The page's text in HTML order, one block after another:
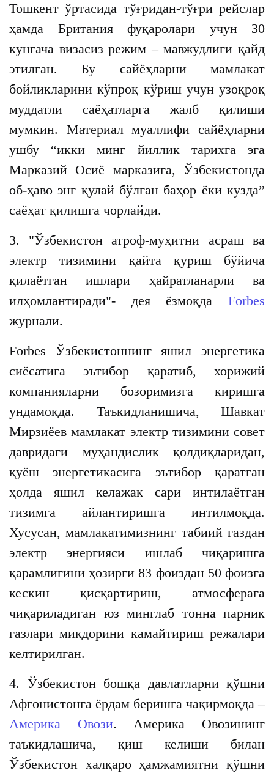
Тошкент ўртасида тўғридан-тўғри рейслар
ҳамда Британия фуқаролари учун 30
кунгача визасиз режим – мавжудлиги қайд
этилган. Бу сайёҳларни мамлакат
бойликларини кўпроқ кўриш учун узоқроқ
муддатли саёҳатларга жалб қилиши
мумкин. Материал муаллифи сайёҳларни
ушбу “икки минг йиллик тарихга эга
Марказий Осиё марказига, Ўзбекистонда
об-ҳаво энг қулай бўлган баҳор ёки кузда”
саёҳат қилишга чорлайди.
3. "Ўзбекистон атроф-муҳитни асраш ва
электр тизимини қайта қуриш бўйича
қилаётган ишлари ҳайратланарли ва
илҳомлантиради"- дея ёзмоқда Forbes
журнали.
Forbes Ўзбекистоннинг яшил энергетика
сиёсатига эътибор қаратиб, хорижий
компанияларни бозоримизга киришга
ундамоқда. Таъкидланишича, Шавкат
Мирзиёев мамлакат электр тизимини совет
давридаги муҳандислик қолдиқларидан,
қуёш энергетикасига эътибор қаратган
ҳолда яшил келажак сари интилаётган
тизимга айлантиришга интилмоқда.
Хусусан, мамлакатимизнинг табиий газдан
электр энергияси ишлаб чиқаришга
қарамлигини ҳозирги 83 фоиздан 50 фоизга
кескин қисқартириш, атмосферага
чиқариладиган юз минглаб тонна парник
газлари миқдорини камайтириш режалари
келтирилган.
4. Ўзбекистон бошқа давлатларни қўшни
Афғонистонга ёрдам беришга чақирмоқда –
Америка Овози. Америка Овозининг
таъкидлашича, қиш келиши билан
Ўзбекистон халқаро ҳамжамиятни қўшни